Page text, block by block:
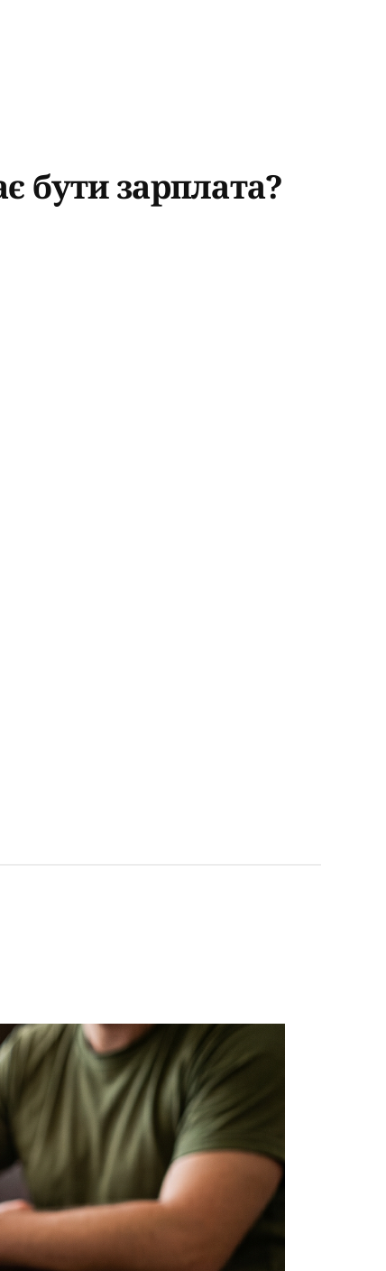
бути зарплата?